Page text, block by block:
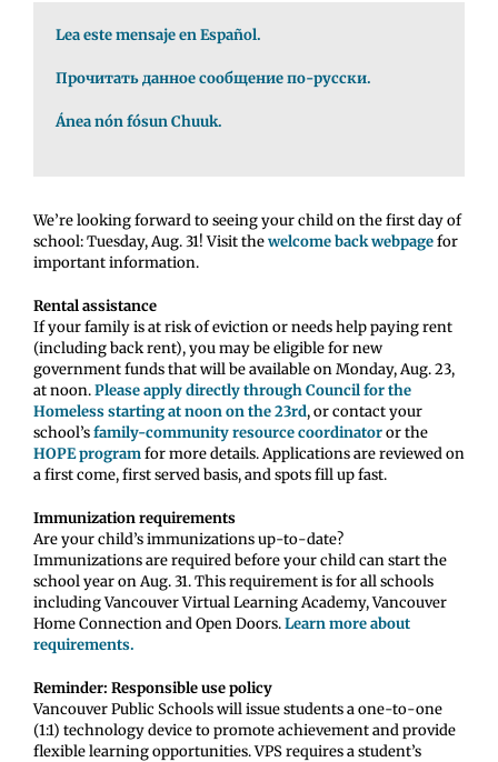
Lea este mensaje en Español.
Прочитать данное сообщение по-русски.
Ánea nón fósun Chuuk.
We’re looking forward to seeing your child on the first day of
school: Tuesday, Aug. 31! Visit thewelcome back webpagefor
important information.
Rental assistance
If your family is at risk of eviction or needs help paying rent
(including back rent), you may be eligible for new
government funds that will be available on Monday, Aug. 23,
at noon.Please apply directly through Council for the
Homeless starting at noon on the 23rd, or contact your
school’sfamily-community resource coordinatoror the
HOPE programfor more details. Applications are reviewed on
a first come, first served basis, and spots fill up fast.
Immunization requirements
Are your child’s immunizations up-to-date?
Immunizations are required before your child can start the
school year on Aug. 31. This requirement is for all schools
including Vancouver Virtual Learning Academy, Vancouver
Home Connection and Open Doors.Learn more about
requirements.
Reminder: Responsible use policy
Vancouver Public Schools will issue students a one-to-one
(1:1) technology device to promote achievement and provide
flexible learning opportunities. VPS requires a student’s